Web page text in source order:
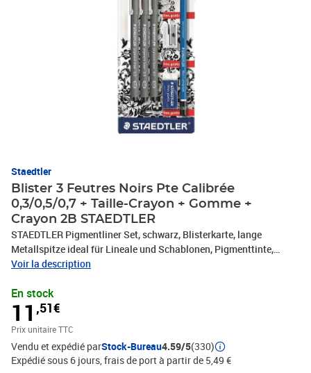
Staedtler
Blister 3 Feutres Noirs Pte Calibrée
0,3/0,5/0,7 + Taille-Crayon + Gomme +
Crayon 2B STAEDTLER
STAEDTLER Pigmentliner Set, schwarz, Blisterkarte, lange
Metallspitze ideal für Lineale und Schablonen, Pigmenttinte,
Zentangle est une méthode relaxante et facile à apprendre pour
Presque tout le monde peut créer de petites oeuvres d'art de rêve
avec la methode Zentangle, Zentangle encourage non seulement la
concentration et la créativité, mais améliore aussi le bien-être
personnel et nous donne le sentiment de satisfaction d'avoir fait,
quelque chose de bien, Qu'est ce qui rend Zentangle artistique?, La
methode Zentangle a été développée aux Etats Unis d'Amerique
Voir la description
En stock
11 ,51€
Prix unitaire TTC
Vendu et expédié parStock-Bureau4.59/5(330)
Expédié sous 6 jours, frais de port à partir de 5,49 €